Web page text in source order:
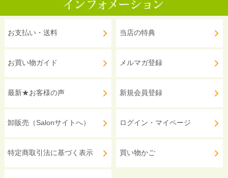
お支払い・送料
お買い物ガイド
最新★お客様の声
卸販売（Salonサイトへ）
特定商取引法に基づく表示
当店の特典
メルマガ登録
新規会員登録
ログイン・マイページ
買い物かご